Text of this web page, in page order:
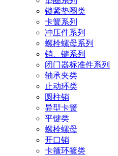
锁紧垫圈类
卡簧系列
冲压件系列
螺栓螺母系列
销、键系列
闭门器标准件系列
轴承夹类
止动环类
圆柱销
异型卡簧
平键类
螺栓螺母
开口销
卡箍环箍类